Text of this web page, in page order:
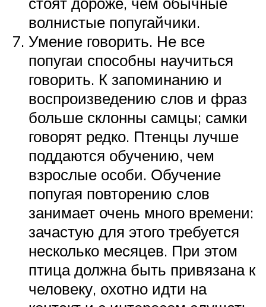
волнистые попугайчики.
Умение говорить. Не все
попугаи способны научиться
говорить. К запоминанию и
воспроизведению слов и фраз
больше склонны самцы; самки
говорят редко. Птенцы лучше
поддаются обучению, чем
взрослые особи. Обучение
попугая повторению слов
занимает очень много времени:
зачастую для этого требуется
несколько месяцев. При этом
птица должна быть привязана к
человеку, охотно идти на